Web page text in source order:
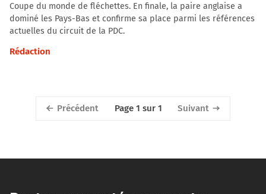
Coupe du monde de fléchettes. En finale, la paire anglaise a
dominé les Pays-Bas et confirme sa place parmi les références
actuelles du circuit de la PDC.
Rédaction
Précédent Page 1 sur 1 Suivant